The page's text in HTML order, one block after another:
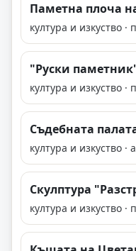
Паметна плоча
култура и изкуство ·
"Руски
култура и изкуство ·
Съдебната
култура и изкуство ·
Скулптура
култура и изкуство ·